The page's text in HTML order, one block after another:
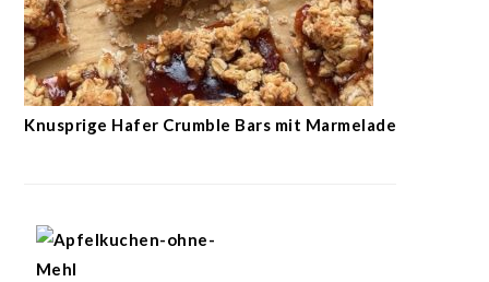
Knusprige Hafer Crumble Bars mit Marmelade